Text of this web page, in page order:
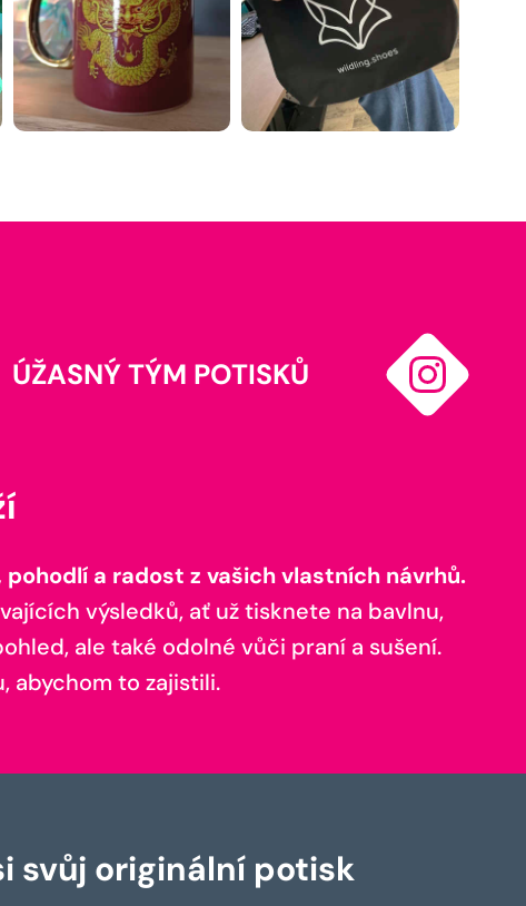
ÚŽASNÝ TÝM POTISKŮ
a radost z vašich vlastních návrhů.
výsledků, ať už tisknete na bavlnu,
ale také odolné vůči praní a sušení.
abychom to zajistili.
svůj originální potisk